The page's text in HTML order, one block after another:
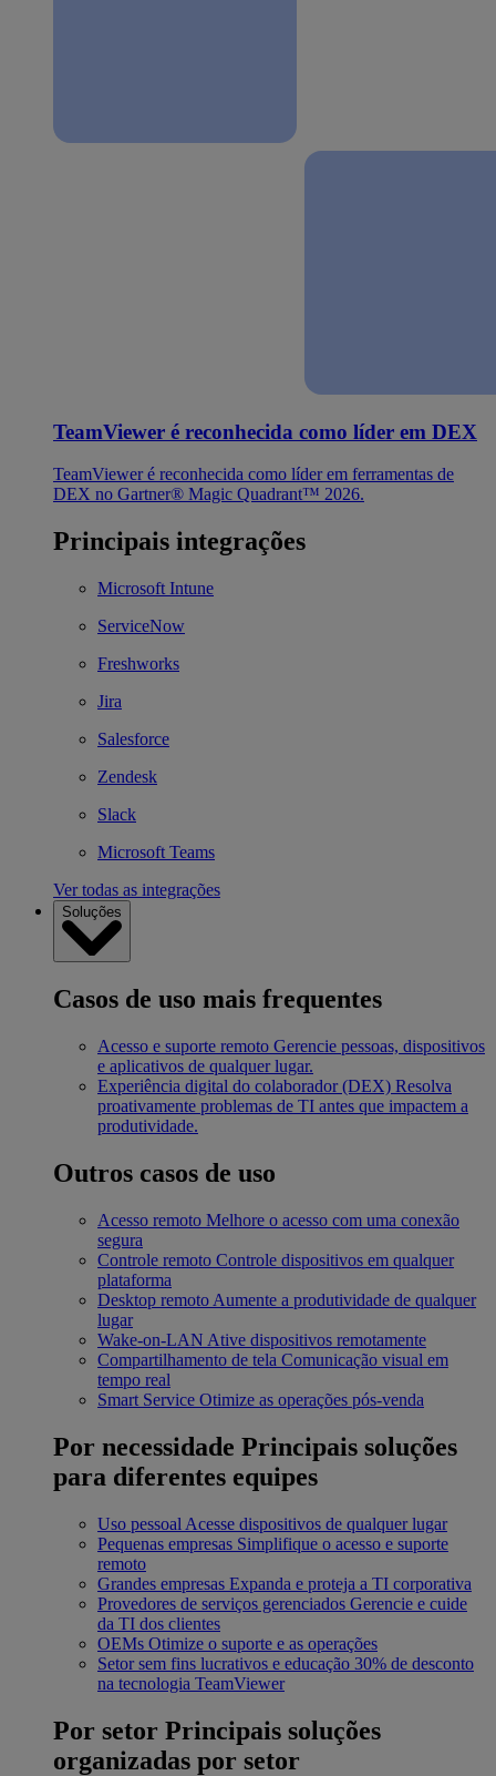
TeamViewer é reconhecida como líder em DEX
TeamViewer é reconhecida como líder em ferramentas de
DEX no Gartner® Magic Quadrant™ 2026.
Principais integrações
Microsoft Intune
ServiceNow
Freshworks
Jira
Salesforce
Zendesk
Slack
Microsoft Teams
Ver todas as integrações
Soluções
Casos de uso mais frequentes
Acesso e suporte remoto Gerencie pessoas, dispositivos
e aplicativos de qualquer lugar.
Experiência digital do colaborador (DEX) Resolva
proativamente problemas de TI antes que impactem a
produtividade.
Outros casos de uso
Acesso remoto Melhore o acesso com uma conexão
segura
Controle remoto Controle dispositivos em qualquer
plataforma
Desktop remoto Aumente a produtividade de qualquer
lugar
Wake-on-LAN Ative dispositivos remotamente
Compartilhamento de tela Comunicação visual em
tempo real
Smart Service Otimize as operações pós-venda
Por necessidade Principais soluções
para diferentes equipes
Uso pessoal Acesse dispositivos de qualquer lugar
Pequenas empresas Simplifique o acesso e suporte
remoto
Grandes empresas Expanda e proteja a TI corporativa
Provedores de serviços gerenciados Gerencie e cuide
da TI dos clientes
OEMs Otimize o suporte e as operações
Setor sem fins lucrativos e educação 30% de desconto
na tecnologia TeamViewer
Por setor Principais soluções
organizadas por setor